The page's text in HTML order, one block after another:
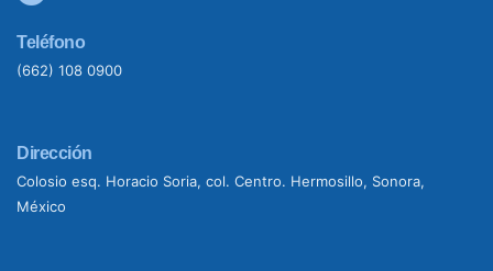
Teléfono
(662) 108 0900
Dirección
Colosio esq. Horacio Soria, col. Centro. Hermosillo, Sonora,
México